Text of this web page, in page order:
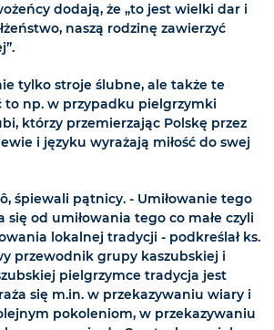
dodają, że „to jest wielki dar i
naszą rodzinę zawierzyć
tylko stroje ślubne, ale także te
to np. w przypadku pielgrzymki
którzy przemierzając Polskę przez
i języku wyrażają miłość do swej
śpiewali pątnicy. - Umiłowanie tego
się od umiłowania tego co małe czyli
lokalnej tradycji - podkreślał ks.
przewodnik grupy kaszubskiej i
pielgrzymce tradycja jest
się m.in. w przekazywaniu wiary i
pokoleniom, w przekazywaniu